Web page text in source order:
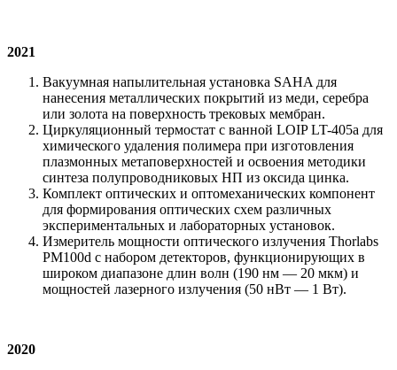
2021
Вакуумная напылительная установка SAHA для
нанесения металлических покрытий из меди, серебра
или золота на поверхность трековых мембран.
Циркуляционный термостат с ванной LOIP LT-405a для
химического удаления полимера при изготовления
плазмонных метаповерхностей и освоения методики
синтеза полупроводниковых НП из оксида цинка.
Комплект оптических и оптомеханических компонент
для формирования оптических схем различных
экспериментальных и лабораторных установок.
Измеритель мощности оптического излучения Thorlabs
PM100d с набором детекторов, функционирующих в
широком диапазоне длин волн (190 нм — 20 мкм) и
мощностей лазерного излучения (50 нВт — 1 Вт).
2020